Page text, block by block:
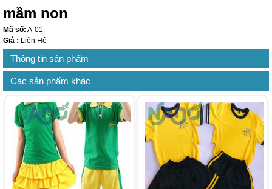
mầm non
Mã số: A-01
Giá : Liên Hệ
Thông tin sản phẩm
Các sản phẩm khác